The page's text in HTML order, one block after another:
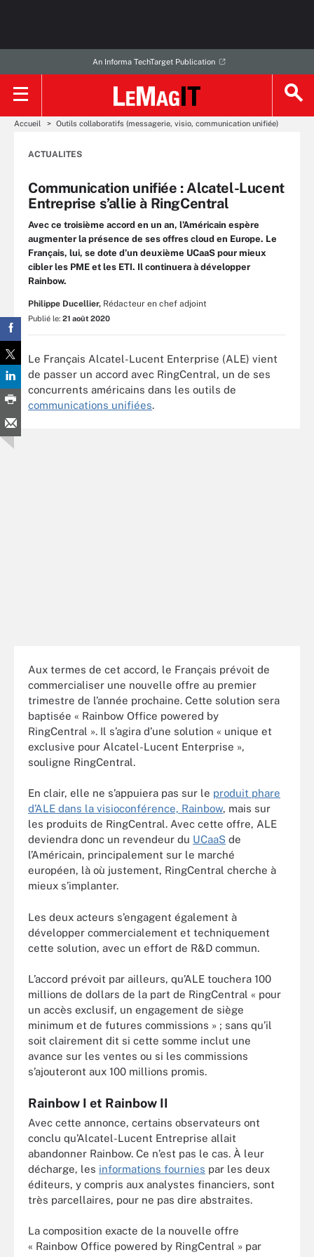
An Informa TechTarget Publication
Accueil Outils collaboratifs (messagerie, visio, communication unifiée)
ACTUALITES
Communication unifiée : Alcatel-Lucent
Entreprise s’allie à RingCentral
Avec ce troisième accord en un an, l’Américain espère
augmenter la présence de ses offres cloud en Europe. Le
Français, lui, se dote d’un deuxième UCaaS pour mieux
cibler les PME et les ETI. Il continuera à développer
Rainbow.
Philippe Ducellier, Rédacteur en chef adjoint
Publié le: 21 août 2020
Le Français Alcatel-Lucent Enterprise (ALE) vient
de passer un accord avec RingCentral, un de ses
concurrents américains dans les outils de
communications unifiées.
Aux termes de cet accord, le Français prévoit de
commercialiser une nouvelle offre au premier
trimestre de l’année prochaine. Cette solution sera
baptisée « Rainbow Office powered by
RingCentral ». Il s’agira d’une solution « unique et
exclusive pour Alcatel-Lucent Enterprise »,
souligne RingCentral.
En clair, elle ne s’appuiera pas sur le produit phare
d’ALE dans la visioconférence, Rainbow, mais sur
les produits de RingCentral. Avec cette offre, ALE
deviendra donc un revendeur du UCaaS de
l’Américain, principalement sur le marché
européen, là où justement, RingCentral cherche à
mieux s’implanter.
Les deux acteurs s’engagent également à
développer commercialement et techniquement
cette solution, avec un effort de R&D commun.
L’accord prévoit par ailleurs, qu’ALE touchera 100
millions de dollars de la part de RingCentral « pour
un accès exclusif, un engagement de siège
minimum et de futures commissions » ; sans qu’il
soit clairement dit si cette somme inclut une
avance sur les ventes ou si les commissions
s’ajouteront aux 100 millions promis.
Rainbow I et Rainbow II
Avec cette annonce, certains observateurs ont
conclu qu’Alcatel-Lucent Entreprise allait
abandonner Rainbow. Ce n’est pas le cas. À leur
décharge, les informations fournies par les deux
éditeurs, y compris aux analystes financiers, sont
très parcellaires, pour ne pas dire abstraites.
La composition exacte de la nouvelle offre
« Rainbow Office powered by RingCentral » par